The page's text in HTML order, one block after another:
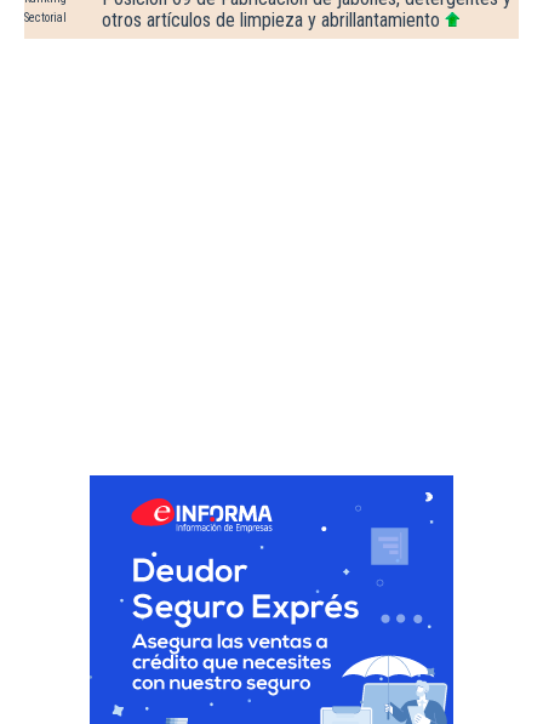
Sectorial
otros artículos de limpieza y abrillantamiento